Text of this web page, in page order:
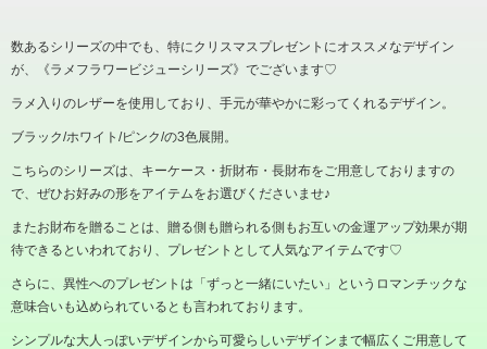
数あるシリーズの中でも、特にクリスマスプレゼントにオススメなデザイン
が、《ラメフラワービジューシリーズ》でございます♡
ラメ入りのレザーを使用しており、手元が華やかに彩ってくれるデザイン。
ブラック/ホワイト /ピンク/の3色展開。
こちらのシリーズは、キーケース・折財布・長財布をご用意しておりますの
で、ぜひお好みの形をアイテムをお選びくださいませ♪
またお財布を贈ることは、贈る側も贈られる側もお互いの金運アップ効果が期
待できるといわれており、プレゼントとして人気なアイテムです♡
さらに、異性へのプレゼントは「ずっと一緒にいたい」というロマンチックな
意味合いも込められているとも言われております。
シンプルな大人っぽいデザインから可愛らしいデザインまで幅広くご用意して